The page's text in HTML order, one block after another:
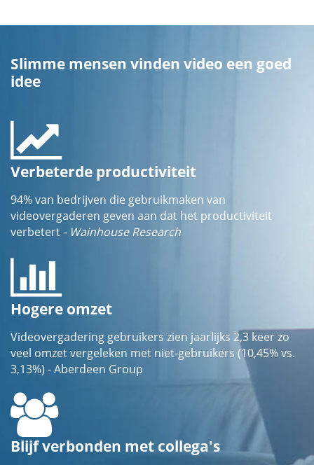
Slimme mensen vinden video een goed
idee
Verbeterde productiviteit
94% van bedrijven die gebruikmaken van
videovergaderen geven aan dat het productiviteit
verbetert - Wainhouse Research
Hogere omzet
Videovergadering gebruikers zien jaarlijks 2,3 keer zo
veel omzet vergeleken met niet-gebruikers (10,45% vs.
3,13%) - Aberdeen Group
Blijf verbonden met collega's